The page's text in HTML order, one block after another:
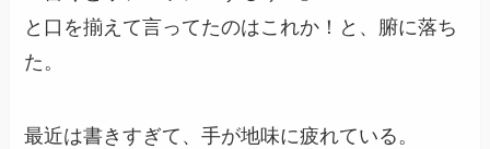
と口を揃えて言ってたのはこれか！と、腑に落ち
た。
最近は書きすぎて、手が地味に疲れている。